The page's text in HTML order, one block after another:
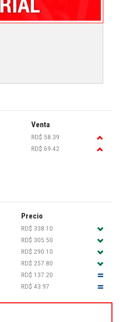
Venta
RD$ 58.39
RD$ 69.42
Precio
RD$ 338.10
RD$ 305.50
RD$ 290.10
RD$ 257.80
RD$ 137.20
RD$ 43.97